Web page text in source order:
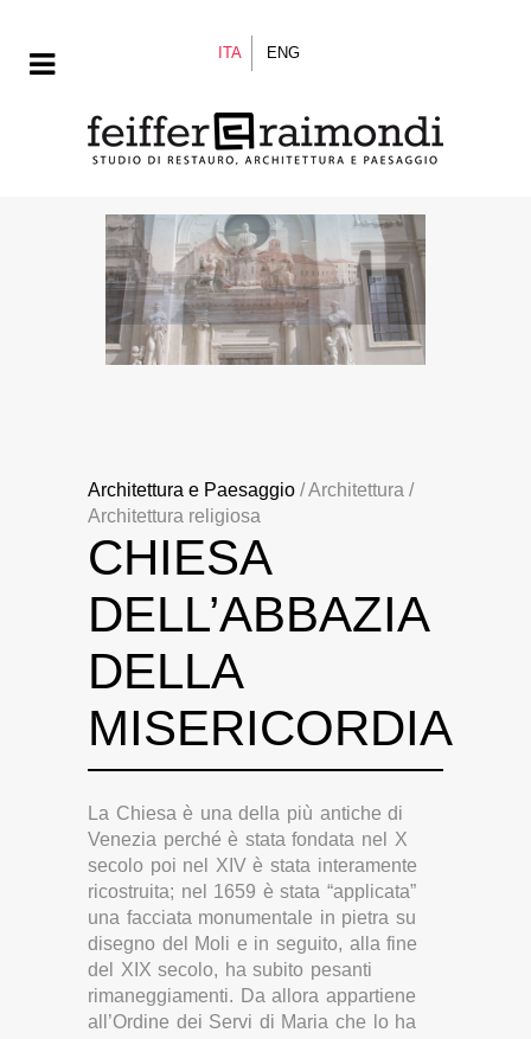
ITA ENG
Architettura e Paesaggio / Architettura /
Architettura religiosa
CHIESA
DELL’ABBAZIA
DELLA
MISERICORDIA
La Chiesa è una della più antiche di
Venezia perché è stata fondata nel X
secolo poi nel XIV è stata interamente
ricostruita; nel 1659 è stata “applicata”
una facciata monumentale in pietra su
disegno del Moli e in seguito, alla fine
del XIX secolo, ha subito pesanti
rimaneggiamenti. Da allora appartiene
all’Ordine dei Servi di Maria che lo ha